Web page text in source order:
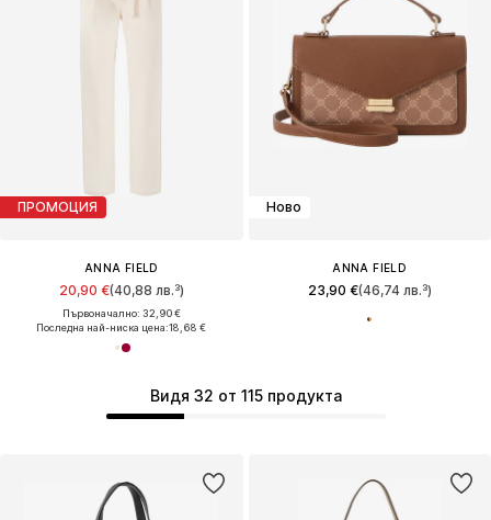
Видя 32 от 115 продукта
ПРОМОЦИЯ
ANNA FIELD
20,90 €(40,88 лв.³)
Първоначално: 32,90 €
Последна най-ниска цена:18,68 €
Ново
ANNA FIELD
23,90 €(46,74 лв.³)